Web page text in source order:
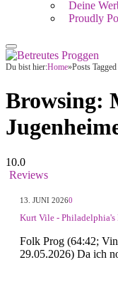
Deine
Proudly
Du bist hier:Home»Posts
Browsing:
10.0
Reviews
13. JUNI 20260
Kurt Vile - Philadelphia's
Folk Prog (64:42;
29.05.2026) Da ich